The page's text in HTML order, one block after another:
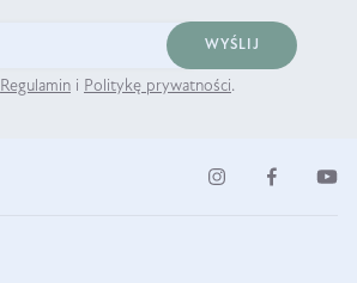
WYŚLIJ
Regulamin i Politykę prywatności.